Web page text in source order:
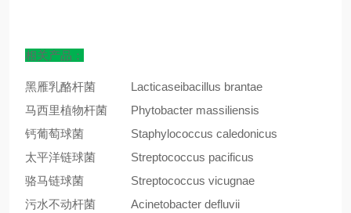
相关产品：
黑雁乳酪杆菌
Lacticaseibacillus brantae
马西里植物杆菌
Phytobacter massiliensis
钙葡萄球菌
Staphylococcus caledonicus
太平洋链球菌
Streptococcus pacificus
骆马链球菌
Streptococcus vicugnae
污水不动杆菌
Acinetobacter defluvii